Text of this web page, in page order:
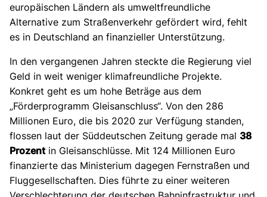
europäischen Ländern als umweltfreundliche
Alternative zum Straßenverkehr gefördert wird, fehlt
es in Deutschland an finanzieller Unterstützung.
In den vergangenen Jahren steckte die Regierung viel
Geld in weit weniger klimafreundliche Projekte.
Konkret geht es um hohe Beträge aus dem
„Förderprogramm Gleisanschluss“. Von den 286
Millionen Euro, die bis 2020 zur Verfügung standen,
flossen laut der Süddeutschen Zeitung gerade mal 38
Prozent in Gleisanschlüsse. Mit 124 Millionen Euro
finanzierte das Ministerium dagegen Fernstraßen und
Fluggesellschaften. Dies führte zu einer weiteren